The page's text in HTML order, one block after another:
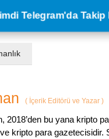
Telegram'da Takip
( İçerik Editörü ve Yazar )
2018’den bu yana kripto
kripto para gazetecisidir.